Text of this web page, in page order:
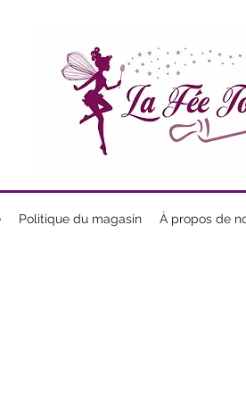
Politique du magasin À propos de